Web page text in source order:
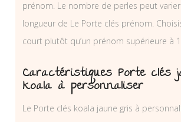
prénom. Le nombre de perles peut
longueur de Le Porte clés prénom.
court plutôt qu’un prénom supérieure à
Caractéristiques Porte clés
koala à personnaliser
Le Porte clés koala jaune gris à